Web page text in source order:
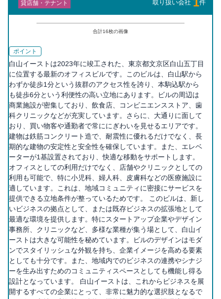
貸店舗・テナント 取り扱い会社 件
合計16枚の画像
ポイント
白山イーストは2023年に竣工された、東京都文京区白山五丁目
に位置する最新のオフィスビルです。このビルは、白山駅から
わずか徒歩1分という抜群のアクセス性を誇り、本駒込駅から
も徒歩6分という利便性の高い立地にあります。ビルの周辺は
商業施設が密集しており、飲食店、コンビニエンスストア、歯
科クリニックなどが充実しています。さらに、大通りに面して
おり、買い物客や通勤者で常ににぎわいを見せるエリアです。
建物は鉄筋コンクリート造で、耐震性に優れるだけでなく、長
期的な建物の安定性と安全性を確保しています。また、エレベ
ーターが1基設置されており、快適な移動をサポートします。
オフィスとしての利用だけでなく、店舗やクリニックとしての
利用も可能で、特に小児科、婦人科、皮膚科などの医療施設に
適しています。これは、地域コミュニティに密接にサービスを
提供できる立地条件が整っているためです。 このビルは、新し
いビジネスの拠点として、または既存ビジネスの拡張地として
最適な環境を提供します。特にスタートアップ企業やデザイン
事務所、クリニックなど、多様な業種が集う場として、白山イ
ーストは大きな可能性を秘めています。ビルのデザインはモダ
ンでスタイリッシュな外観を持ち、企業イメージを高める要素
としても十分です。また、地域内でのビジネスの連携やシナジ
ーを生み出すためのコミュニティスペースとしても機能し得る
設計となっています。 白山イーストは、これからビジネスを展
開するすべての企業にとって、非常に魅力的な選択肢となるで